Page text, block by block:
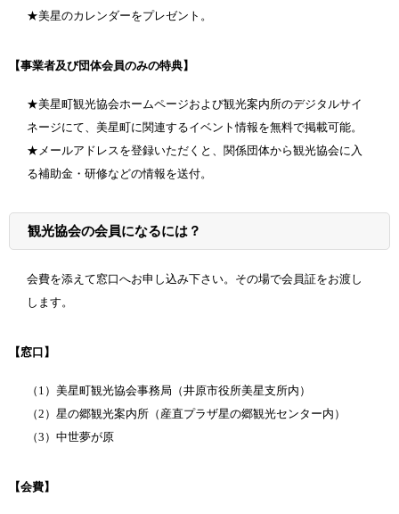
★美星のカレンダーをプレゼント。
【事業者及び団体会員のみの特典】
★美星町観光協会ホームページおよび観光案内所のデジタルサイ
ネージにて、美星町に関連するイベント情報を無料で掲載可能。
★メールアドレスを登録いただくと、関係団体から観光協会に入
る補助金・研修などの情報を送付。
観光協会の会員になるには？
会費を添えて窓口へお申し込み下さい。その場で会員証をお渡し
します。
【窓口】
（1）美星町観光協会事務局（井原市役所美星支所内）
（2）星の郷観光案内所（産直プラザ星の郷観光センター内）
（3）中世夢が原
【会費】